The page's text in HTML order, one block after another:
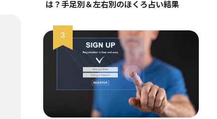
は？手足別＆左右別のほくろ占い結果